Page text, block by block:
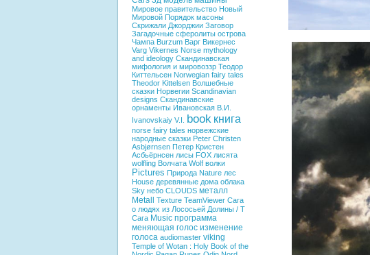
Мировое правительство Новый
Мировой Порядок масоны
Скрижали Джорджии Заговор
Загадочные сферолиты острова
Чампа Burzum Варг Викернес
Varg Vikernes Norse mythology
and ideology Скандинавская
мифология и мировоззр Теодор
Киттельсен Norwegian fairy tales
Theodor Kittelsen Волшебные
сказки Норвегии Scandinavian
designs Скандинавские
орнаменты Ивановская В.И.
Ivanovskaiy V.I.
book книга
norse fairy tales норвежские
народные сказки Peter Christen
Asbjørnsen Петер Кристен
Асбьёрнсен лисы FOX лисята
wolfling Волчата Wolf волки
Pictures Природа Nature лес
House деревянные дома облака
Sky небо CLOUDS металл
Metall
Texture TeamViewer Сага
о людях из Лососьей Долины / T
Сага Music программа
меняющая голос изменение
голоса audiomaster viking
Temple of Wotan : Holy Book of the